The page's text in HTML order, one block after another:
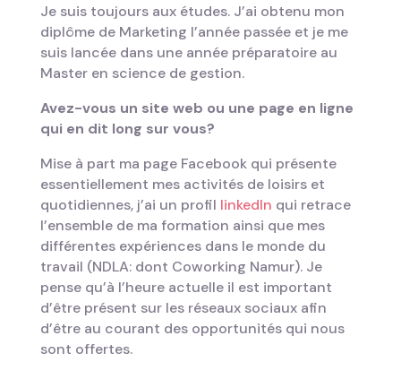
Je suis toujours aux études. J’ai obtenu mon
diplôme de Marketing l’année passée et je me
suis lancée dans une année préparatoire au
Master en science de gestion.
Avez-vous un site web ou une page en ligne
qui en dit long sur vous?
Mise à part ma page Facebook qui présente
essentiellement mes activités de loisirs et
quotidiennes, j’ai un profil linkedIn qui retrace
l’ensemble de ma formation ainsi que mes
différentes expériences dans le monde du
travail (NDLA: dont Coworking Namur). Je
pense qu’à l’heure actuelle il est important
d’être présent sur les réseaux sociaux afin
d’être au courant des opportunités qui nous
sont offertes.